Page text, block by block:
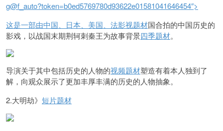
g@f_auto?token=b0ed5769780d93622e01581041646454″>
这是一部由中国、日本、美国、法影视题材国合拍的中国历史的
影戏，以战国末期荆轲刺秦王为故事背景四季题材。
导演关于其中包括历史的人物的视频题材塑造有着本人独到了
解，向观众展示了更加丰厚丰满的历史的人物抽象。
2.大明劫》 短片题材